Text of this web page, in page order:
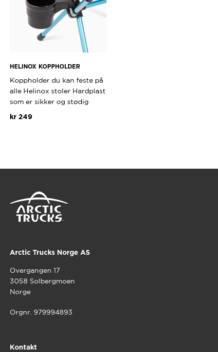
HELINOX KOPPHOLDER
Koppholder du kan feste på
alle Helinox stoler Hardplast
som er sikker og stødig
kr249
Arctic Trucks Norge AS
Overgangen 17
3058 Solbergmoen
Norge
Orgnr. 979994893
Kontakt